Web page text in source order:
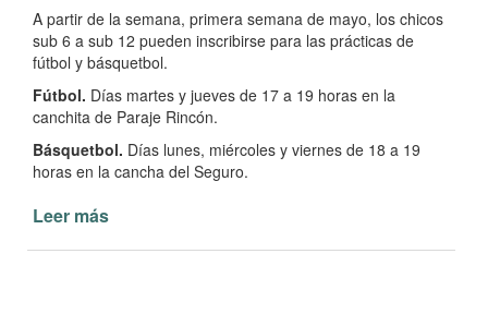
A partir de la semana, primera semana de mayo, los chicos
sub 6 a sub 12 pueden inscribirse para las prácticas de
fútbol y básquetbol.
Fútbol. Días martes y jueves de 17 a 19 horas en la
canchita de Paraje Rincón.
Básquetbol. Días lunes, miércoles y viernes de 18 a 19
horas en la cancha del Seguro.
Leer más